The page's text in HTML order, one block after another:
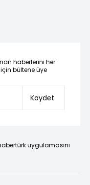
haberlerini her
bültene üye
Kaydet
uygulamasını